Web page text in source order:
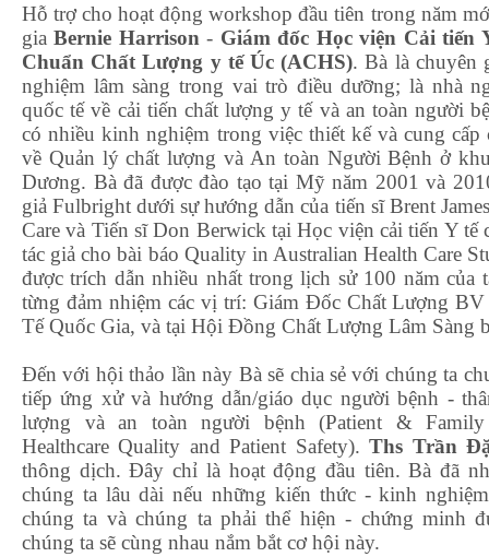
Hỗ trợ cho hoạt động workshop đầu tiên trong năm
giaBernie Harrison - Giám đốc Học viện Cải
Chuẩn Chất Lượng y tế Úc (ACHS). Bà là chuyên
nghiệm lâm sàng trong vai trò điều dưỡng; là nhà
quốc tế về cải tiến chất lượng y tế và an toàn người
có nhiều kinh nghiệm trong việc thiết kế và cung cấp
về Quản lý chất lượng và An toàn Người Bệnh ở
Dương. Bà đã được đào tạo tại Mỹ năm 2001 và
giả Fulbright dưới sự hướng dẫn của tiến sĩ Brent
Care và Tiến sĩ Don Berwick tại Học viện cải tiến Y tế
tác giả cho bài báo Quality in Australian Health Care
được trích dẫn nhiều nhất trong lịch sử 100 năm của
từng đảm nhiệm các vị trí: Giám Đốc Chất Lượng
Tế Quốc Gia, và tại Hội Đồng Chất Lượng Lâm Sàng
Đến với hội thảo lần này Bà sẽ chia sẻ với chúng ta
tiếp ứng xử và hướng dẫn/giáo dục người bệnh -
lượng và an toàn người bệnh (Patient &
Healthcare Quality and Patient Safety).Ths Trần
thông dịch. Đây chỉ là hoạt động đầu tiên. Bà đã
chúng ta lâu dài nếu những kiến thức - kinh
chúng ta và chúng ta phải thể hiện - chứng minh
chúng ta sẽ cùng nhau nắm bắt cơ hội này.